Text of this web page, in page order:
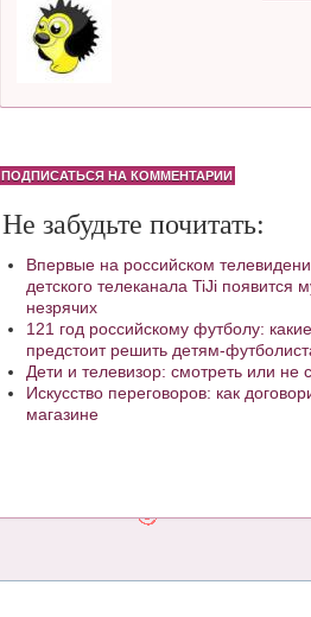
ПОДПИСАТЬСЯ НА КОММЕНТАРИИ
Не забудьте почитать:
Впервые на российском
детского телеканала TiJi появится
незрячих
121 год российскому футболу:
предстоит решить детям-
Дети и телевизор: смотреть или не
Искусство переговоров: как
магазине